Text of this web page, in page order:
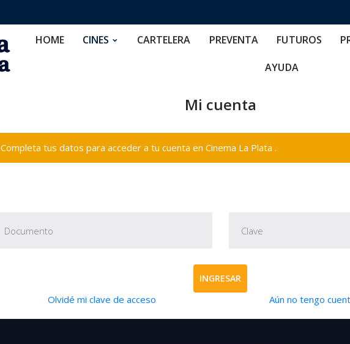
HOME CINES CARTELERA PREVENTA FUTUROS
AYUDA
Mi cuenta
Completa tus datos para acceder a tu cuenta en Cinema La Plata .
INGRESAR
Olvidé mi clave de acceso Aún no tengo